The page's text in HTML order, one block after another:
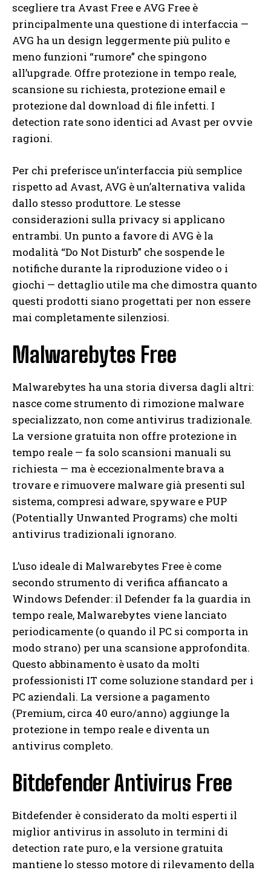
scegliere tra Avast Free e AVG Free è
principalmente una questione di interfaccia —
AVG ha un design leggermente più pulito e
meno funzioni “rumore” che spingono
all’upgrade. Offre protezione in tempo reale,
scansione su richiesta, protezione email e
protezione dal download di file infetti. I
detection rate sono identici ad Avast per ovvie
ragioni.
Per chi preferisce un’interfaccia più semplice
rispetto ad Avast, AVG è un’alternativa valida
dallo stesso produttore. Le stesse
considerazioni sulla privacy si applicano
entrambi. Un punto a favore di AVG è la
modalità “Do Not Disturb” che sospende le
notifiche durante la riproduzione video o i
giochi — dettaglio utile ma che dimostra quanto
questi prodotti siano progettati per non essere
mai completamente silenziosi.
Malwarebytes Free
Malwarebytes ha una storia diversa dagli altri:
nasce come strumento di rimozione malware
specializzato, non come antivirus tradizionale.
La versione gratuita non offre protezione in
tempo reale — fa solo scansioni manuali su
richiesta — ma è eccezionalmente brava a
trovare e rimuovere malware già presenti sul
sistema, compresi adware, spyware e PUP
(Potentially Unwanted Programs) che molti
antivirus tradizionali ignorano.
L’uso ideale di Malwarebytes Free è come
secondo strumento di verifica affiancato a
Windows Defender: il Defender fa la guardia in
tempo reale, Malwarebytes viene lanciato
periodicamente (o quando il PC si comporta in
modo strano) per una scansione approfondita.
Questo abbinamento è usato da molti
professionisti IT come soluzione standard per i
PC aziendali. La versione a pagamento
(Premium, circa 40 euro/anno) aggiunge la
protezione in tempo reale e diventa un
antivirus completo.
Bitdefender Antivirus Free
Bitdefender è considerato da molti esperti il
miglior antivirus in assoluto in termini di
detection rate puro, e la versione gratuita
mantiene lo stesso motore di rilevamento della